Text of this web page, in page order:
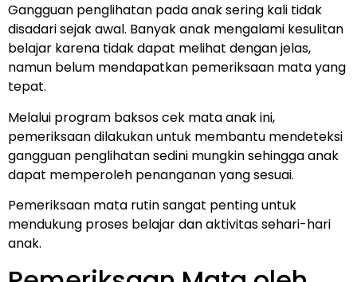
Gangguan penglihatan pada anak sering kali tidak
disadari sejak awal. Banyak anak mengalami kesulitan
belajar karena tidak dapat melihat dengan jelas,
namun belum mendapatkan pemeriksaan mata yang
tepat.
Melalui program baksos cek mata anak ini,
pemeriksaan dilakukan untuk membantu mendeteksi
gangguan penglihatan sedini mungkin sehingga anak
dapat memperoleh penanganan yang sesuai.
Pemeriksaan mata rutin sangat penting untuk
mendukung proses belajar dan aktivitas sehari-hari
anak.